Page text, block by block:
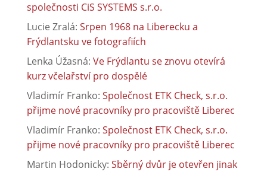
společnosti CiS SYSTEMS s.r.o.
Lucie Zralá: Srpen 1968 na Liberecku a
Frýdlantsku ve fotografiích
Lenka Úžasná: Ve Frýdlantu se znovu otevírá
kurz včelařství pro dospělé
Vladimír Franko: Společnost ETK Check, s.r.o.
přijme nové pracovníky pro pracoviště Liberec
Vladimír Franko: Společnost ETK Check, s.r.o.
přijme nové pracovníky pro pracoviště Liberec
Martin Hodonicky: Sběrný dvůr je otevřen jinak